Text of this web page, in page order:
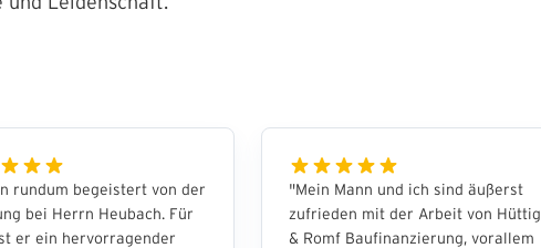
rundum begeistert von der
bei Herrn Heubach. Für
er ein hervorragender
"Mein Mann und ich sind äußerst
zufrieden mit der Arbeit von Hüttig
& Romf Baufinanzierung, vorallem